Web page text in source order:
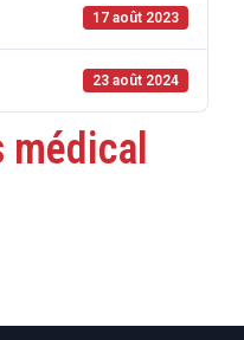
17 août 2023
23 août 2024